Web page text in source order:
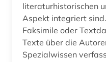
grönländisch (1)
gschichte (1)
gug (1)
literaturhistorischen
Aspekt integriert
Faksimile oder
Texte über die
Spezialwissen